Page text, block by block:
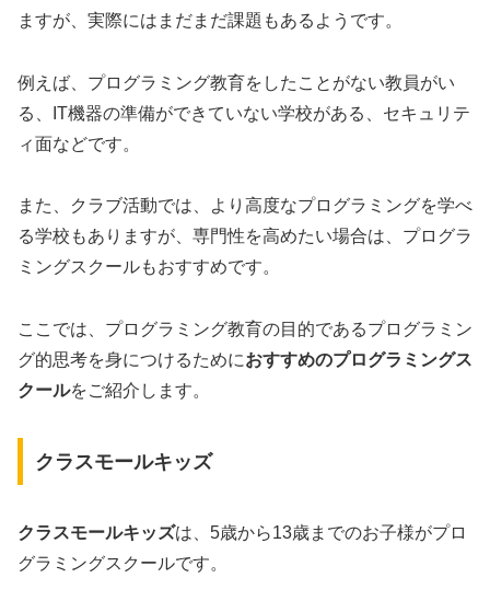
ますが、実際にはまだまだ課題もあるようです。
例えば、プログラミング教育をしたことがない教員がい
る、IT機器の準備ができていない学校がある、セキュリテ
ィ面などです。
また、クラブ活動では、より高度なプログラミングを学べ
る学校もありますが、専門性を高めたい場合は、プログラ
ミングスクールもおすすめです。
ここでは、プログラミング教育の目的であるプログラミン
グ的思考を身につけるためにおすすめのプログラミングス
クールをご紹介します。
クラスモールキッズ
クラスモールキッズは、5歳から13歳までのお子様がプロ
グラミングスクールです。